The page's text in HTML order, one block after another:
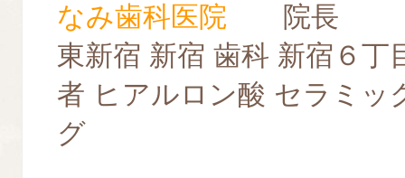
なみ歯科医院 院長
東新宿 新宿 歯科 新宿６丁
者 ヒアルロン酸 セラミッ
グ